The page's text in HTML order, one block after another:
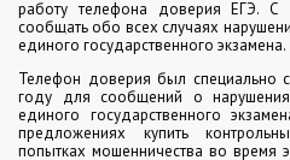
работу телефона доверия ЕГЭ.
сообщать обо всех случаях
единого государственного экзамена.
Телефон доверия был специально
году для сообщений о
единого государственного
предложениях купить
попытках мошенничества во время